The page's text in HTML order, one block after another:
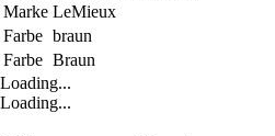
Marke LeMieux
Farbe braun
Farbe Braun
Loading...
Loading...